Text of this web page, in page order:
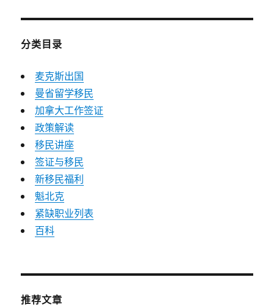
分类目录
麦克斯出国
曼省留学移民
加拿大工作签证
政策解读
移民讲座
签证与移民
新移民福利
魁北克
紧缺职业列表
百科
推荐文章